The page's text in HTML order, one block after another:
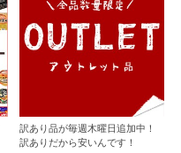
訳あり品が毎週木曜日追加中！
訳ありだから安いんです！